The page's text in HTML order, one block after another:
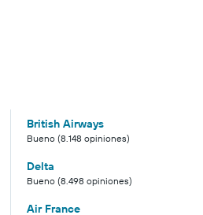
British Airways
Bueno (8.148 opiniones)
Delta
Bueno (8.498 opiniones)
Air France